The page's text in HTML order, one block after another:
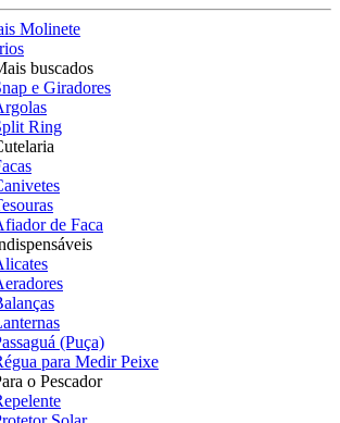
Molinete
buscados
e Giradores
Ring
de Faca
(Puça)
para Medir Peixe
o Pescador